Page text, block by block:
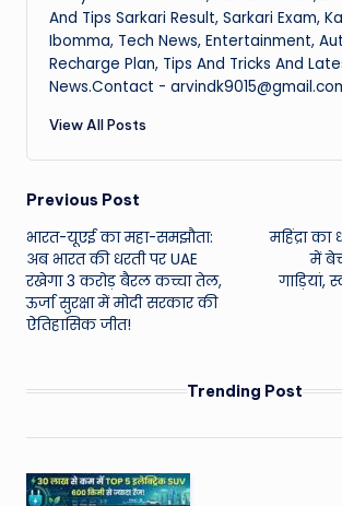
And Tips Sarkari Result, Sarkari Exam,
Ibomma, Tech News, Entertainment,
Recharge Plan, Tips And Tricks And
News.Contact -
View All Posts
Post
navigation
Previous Post
भारत-यूएई का महा-समझौता:
अब भारत की धरती पर UAE
रखेगा 3 करोड़ बैरल कच्चा तेल,
ऊर्जा सुरक्षा में मोदी सरकार की
ऐतिहासिक जीत!
महिंद्रा
में
गाड़ियां,
Trending Post